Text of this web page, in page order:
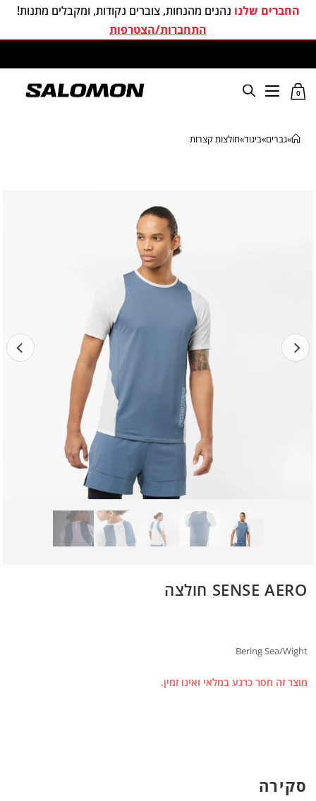
החברים שלנו נהנים מהנחות, צוברים נקודות, ומקבלים מתנות!
התחברות/הצטרפות
0
»גברים»ביגוד»חולצות קצרות
SENSE AERO חולצה
Bering Sea/Wight
מוצר זה חסר כרגע במלאי ואינו זמין.
סקירה